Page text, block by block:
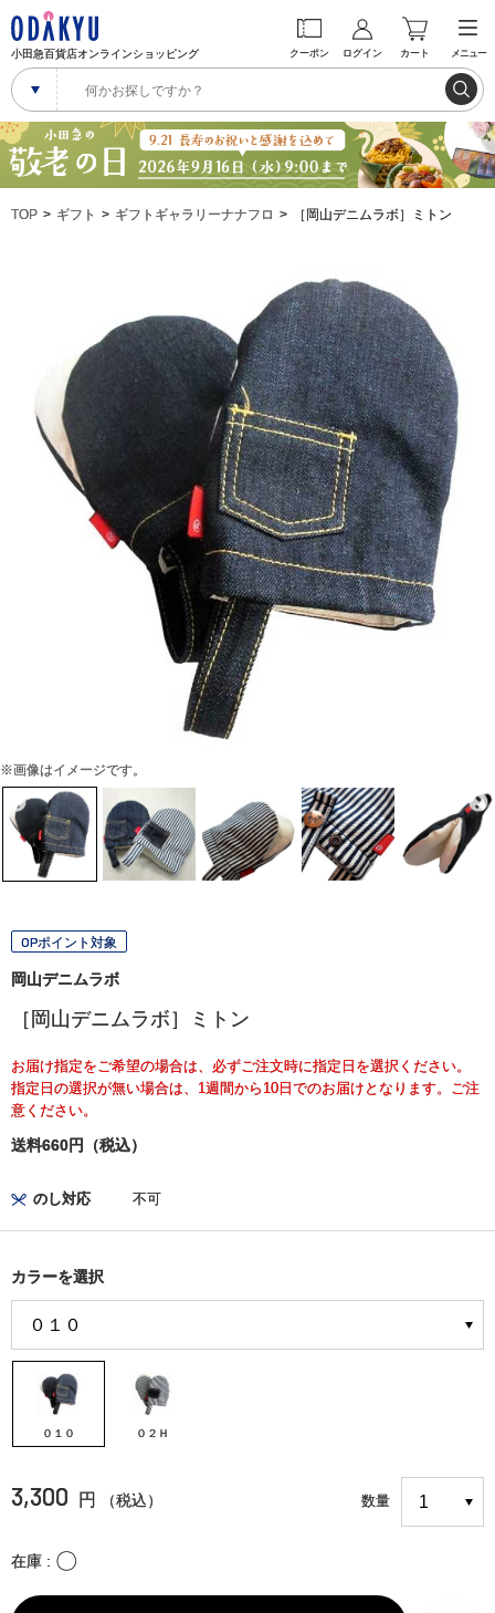
小田急百貨店オンラインショッピング クーポン ログイン カート メニュー
TOP ギフト ギフトギャラリーナナフロ ［岡山デニムラボ］ミトン
※画像はイメージです。
OPポイント対象
岡山デニムラボ
［岡山デニムラボ］ミトン
お届け指定をご希望の場合は、必ずご注文時に指定日を選択ください。
指定日の選択が無い場合は、1週間から10日でのお届けとなります。ご注
意ください。
送料660円（税込）
のし対応 不可
カラーを選択
０１０ ０２Ｈ
3,300 円 （税込） 数量
在庫 〇